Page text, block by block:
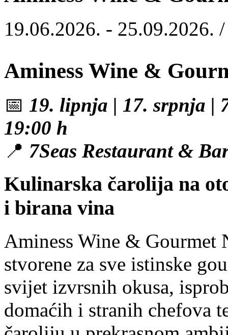
19.06.2026. - 25.09.2026.
Aminess Wine &
📅 19. lipnja | 17. srpnja |
19:00 h
📍 7Seas Restaurant &
Kulinarska čarolija na
i birana vina
Aminess Wine & Gourmet
stvorene za sve istinske
svijet izvrsnih okusa,
domaćih i stranih chefova